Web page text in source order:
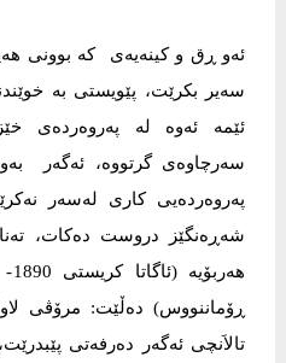
ئه‌و ڕق و كینه‌یه‌ی‌ كه‌ بوونی‌
سه‌یر بكرێت، پێویستی‌ به‌
ئێمه‌ ئه‌وه‌ له‌ په‌روه‌رده‌ی‌
سه‌رچاوه‌ی‌ گرتووه‌، ئه‌گه‌ر
په‌روه‌رده‌یی‌ كاری‌ له‌سه‌ر
شه‌ڕه‌نگێز دروست ده‌كات،
ڕۆماننووس) ده‌ڵێت: مرۆڤی‌
تالاَنچی‌ ئه‌گه‌ر ده‌رفه‌تی‌